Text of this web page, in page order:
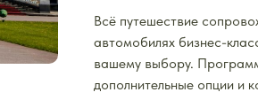
Всё путешествие
автомобилях бизнес-
вашему выбору.
дополнительные опции и